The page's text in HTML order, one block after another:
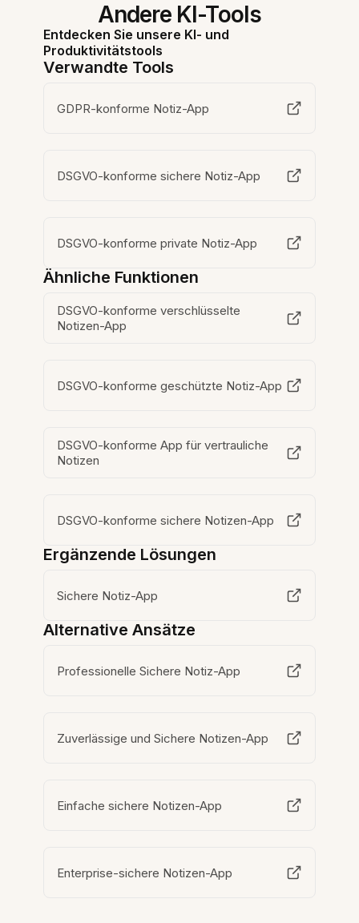
Andere KI-Tools
Entdecken Sie unsere KI- und
Produktivitätstools
Verwandte Tools
GDPR-konforme Notiz-App
DSGVO-konforme sichere Notiz-App
DSGVO-konforme private Notiz-App
Ähnliche Funktionen
DSGVO-konforme verschlüsselte
Notizen-App
DSGVO-konforme geschützte Notiz-App
DSGVO-konforme App für vertrauliche
Notizen
DSGVO-konforme sichere Notizen-App
Ergänzende Lösungen
Sichere Notiz-App
Alternative Ansätze
Professionelle Sichere Notiz-App
Zuverlässige und Sichere Notizen-App
Einfache sichere Notizen-App
Enterprise-sichere Notizen-App